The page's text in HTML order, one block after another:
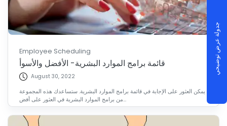
Employee Scheduling
قائمة برامج الموارد البشرية- الأفضل والأسوأ
August 30, 2022
يمكن العثور على الإجابة في قائمة برامج الموارد البشرية. ستساعدك هذه المجموعة
من برامج الموارد البشرية في العثور على أفض...
جدولة عرض توضيحي